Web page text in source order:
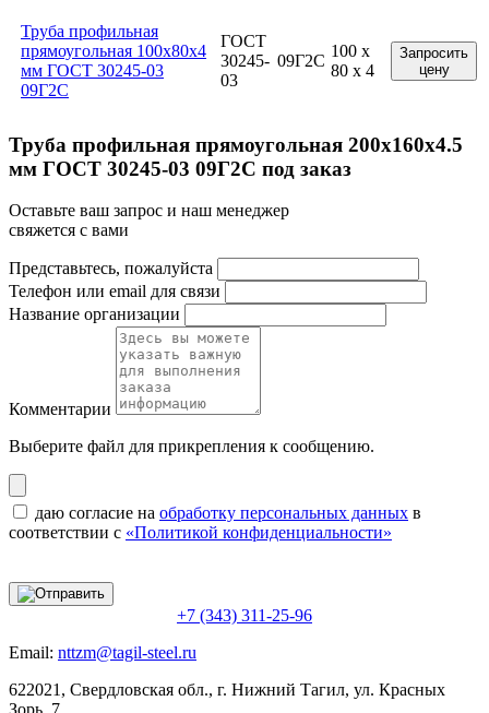
Труба профильная
прямоугольная 100x80x4
мм ГОСТ 30245-03
09Г2С
ГОСТ
30245-
03
09Г2С
100 x
80 x 4
Запросить
цену
Труба профильная прямоугольная 200x160x4.5
мм ГОСТ 30245-03 09Г2С под заказ
Оставьте ваш запрос и наш менеджер
свяжется с вами
Представьтесь, пожалуйста
Телефон или email для связи
Название организации
Комментарии
Выберите файл для прикрепления к сообщению.
даю согласие на обработку персональных данных в
соответствии с «Политикой конфиденциальности»
+7 (343) 311-25-96
Email: nttzm@tagil-steel.ru
622021, Свердловская обл., г. Нижний Тагил, ул. Красных